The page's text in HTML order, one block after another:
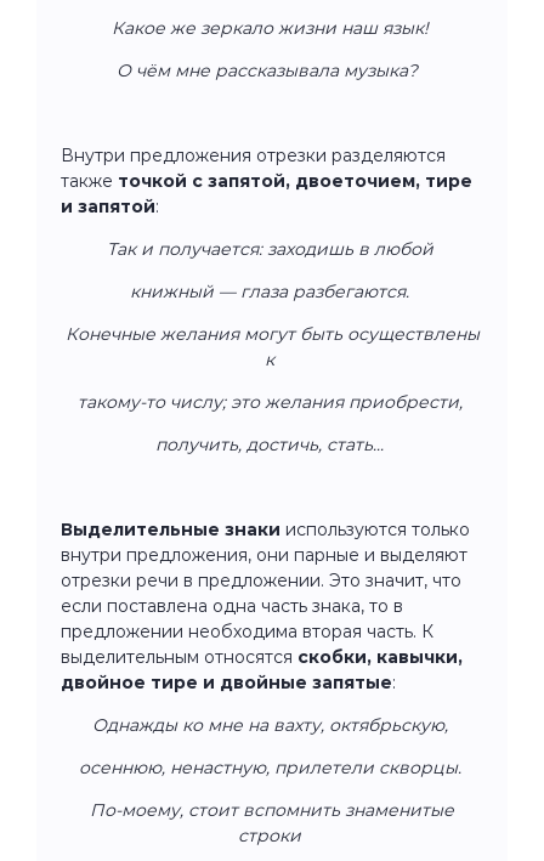
Какое же зеркало жизни наш язык!
О чём мне рассказывала музыка?
Внутри предложения отрезки разделяются
также точкой с запятой, двоеточием, тире
и запятой:
Так и получается: заходишь в любой
книжный — глаза разбегаются.
Конечные желания могут быть осуществлены
к
такому-то числу; это желания приобрести,
получить, достичь, стать...
Выделительные знаки используются только
внутри предложения, они парные и выделяют
отрезки речи в предложении. Это значит, что
если поставлена одна часть знака, то в
предложении необходима вторая часть. К
выделительным относятся скобки, кавычки,
двойное тире и двойные запятые:
Однажды ко мне на вахту, октябрьскую,
осеннюю, ненастную, прилетели скворцы.
По-моему, стоит вспомнить знаменитые
строки